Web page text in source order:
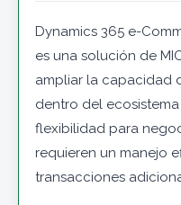
Dynamics 365 e-
es una solución de
ampliar la capacidad
dentro del
flexibilidad para
requieren un manejo
transacciones